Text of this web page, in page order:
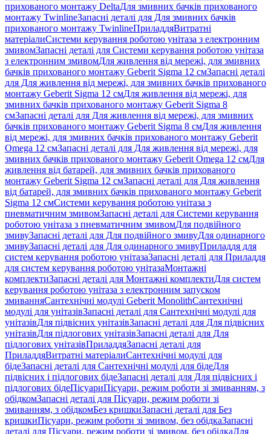
прихованого монтажу DeltaДля змивних бачків прихованого
монтажу TwinlineЗапасні деталі для Для змивних бачків
прихованого монтажу TwinlineПриладдяВитратні
матеріалиСистеми керування роботою унітаза з електронним
змивомЗапасні деталі для Системи керування роботою унітаза
з електронним змивомДля живлення від мережі, для змивних
бачків прихованого монтажу Geberit Sigma 12 смЗапасні деталі
для Для живлення від мережі, для змивних бачків прихованого
монтажу Geberit Sigma 12 смДля живлення від мережі, для
змивних бачків прихованого монтажу Geberit Sigma 8
смЗапасні деталі для Для живлення від мережі, для змивних
бачків прихованого монтажу Geberit Sigma 8 смДля живлення
від мережі, для змивних бачків прихованого монтажу Geberit
Omega 12 смЗапасні деталі для Для живлення від мережі, для
змивних бачків прихованого монтажу Geberit Omega 12 смДля
живлення від батарей, для змивних бачків прихованого
монтажу Geberit Sigma 12 смЗапасні деталі для Для живлення
від батарей, для змивних бачків прихованого монтажу Geberit
Sigma 12 смСистеми керування роботою унітаза з
пневматичним змивомЗапасні деталі для Системи керування
роботою унітаза з пневматичним змивомДля подвійного
змивуЗапасні деталі для Для подвійного змивуДля одинарного
змивуЗапасні деталі для Для одинарного змивуПриладдя для
систем керування роботою унітазаЗапасні деталі для Приладдя
для систем керування роботою унітазаМонтажні
комплектиЗапасні деталі для Монтажні комплектиДля систем
керування роботою унітаза з електронним запуском
змиванняСантехнічні модулі Geberit MonolithСантехнічні
модулі для унітазівЗапасні деталі для Сантехнічні модулі для
унітазівДля підвісних унітазівЗапасні деталі для Для підвісних
унітазівДля підлогових унітазівЗапасні деталі для Для
підлогових унітазівПриладдяЗапасні деталі для
ПриладдяВитратні матеріалиСантехнічні модулі для
бідеЗапасні деталі для Сантехнічні модулі для бідеДля
підвісних і підлогових бідеЗапасні деталі для Для підвісних і
підлогових бідеПісуариПісуари, режим роботи зі змиванням, з
обідкомЗапасні деталі для Пісуари, режим роботи зі
змиванням, з обідкомБез кришкиЗапасні деталі для Без
кришкиПісуари, режим роботи зі змивом, без обідкаЗапасні
деталі для Пісуари, режим роботи зі змивом, без обідкаДля